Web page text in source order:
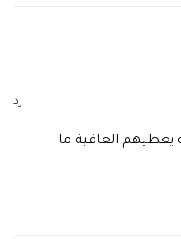
رد
يعطيهم العافية ما